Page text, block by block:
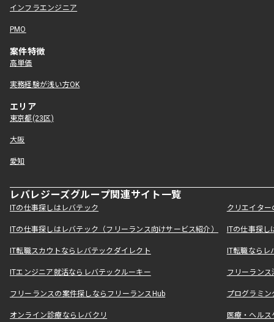
インフラエンジニア
PMO
案件特徴
高単価
実務経験が浅い方OK
エリア
東京都(23区)
大阪
愛知
レバレジーズグループ関連サイト一覧
ITの仕事探しはレバテック クリエイタ
ITの仕事探しはレバテック（フリーランス向けサービス紹介） ITの仕事探
IT転職スカウトならレバテックダイレクト IT転職なら
ITエンジニア就活ならレバテックルーキー フリーラン
フリーランスの案件探しならフリーランスHub プログラミ
オンライン診療ならレバクリ 医療・ヘル